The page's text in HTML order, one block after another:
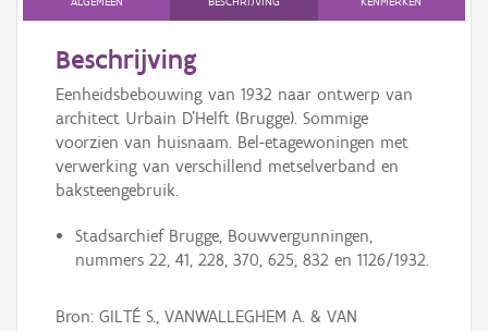
Beschrijving
Eenheidsbebouwing van 1932 naar ontwerp van
architect Urbain D'Helft (Brugge). Sommige
voorzien van huisnaam. Bel-etagewoningen met
verwerking van verschillend metselverband en
baksteengebruik.
Stadsarchief Brugge, Bouwvergunningen,
nummers 22, 41, 228, 370, 625, 832 en 1126/1932.
Bron: GILTÉ S., VANWALLEGHEM A. & VAN